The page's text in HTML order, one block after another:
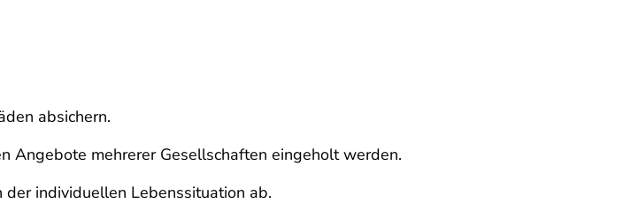
absichern.
Angebote mehrerer Gesellschaften eingeholt werden.
individuellen Lebenssituation ab.